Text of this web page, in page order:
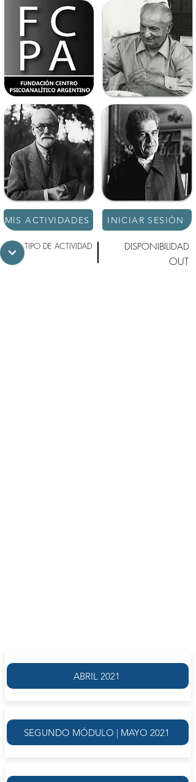
MIS ACTIVIDADES INICIAR SESIÓN
TIPO DE ACTIVIDAD DISPONIBILIDAD
OUT
ABRIL 2021
SEGUNDO MÓDULO | MAYO 2021